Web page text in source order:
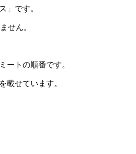
です。
せん。
トの順番です。
せています。